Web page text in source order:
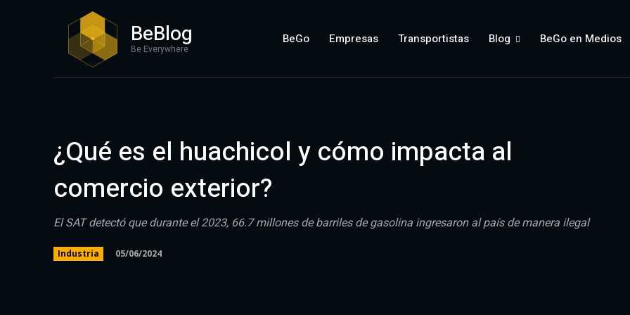
BeBlog
Be Everywhere
BeGo Empresas Transportistas Blog BeGo en Medios
¿Qué es el huachicol y cómo impacta al
comercio exterior?
El SAT detectó que durante el 2023, 66.7 millones de barriles de gasolina ingresaron al país de manera ilegal
Industria 05/06/2024